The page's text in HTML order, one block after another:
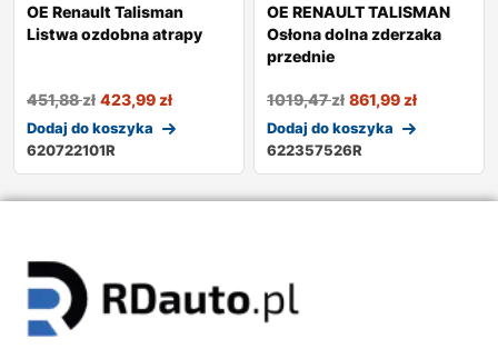
OE Renault Talisman
Listwa ozdobna atrapy
451,88zł 423,99zł
Dodaj do koszyka
620722101R
OE RENAULT TALISMAN
Osłona dolna zderzaka
przednie
1019,47zł 861,99zł
Dodaj do koszyka
622357526R